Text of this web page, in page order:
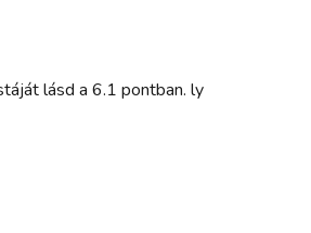
lásd a 6.1 pontban. ly